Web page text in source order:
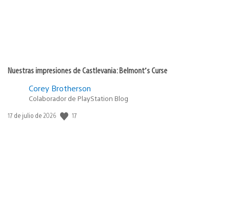
Nuestras impresiones de Castlevania: Belmont’s Curse
Corey Brotherson
Colaborador de PlayStation Blog
Fecha
17 de julio de 2026 17